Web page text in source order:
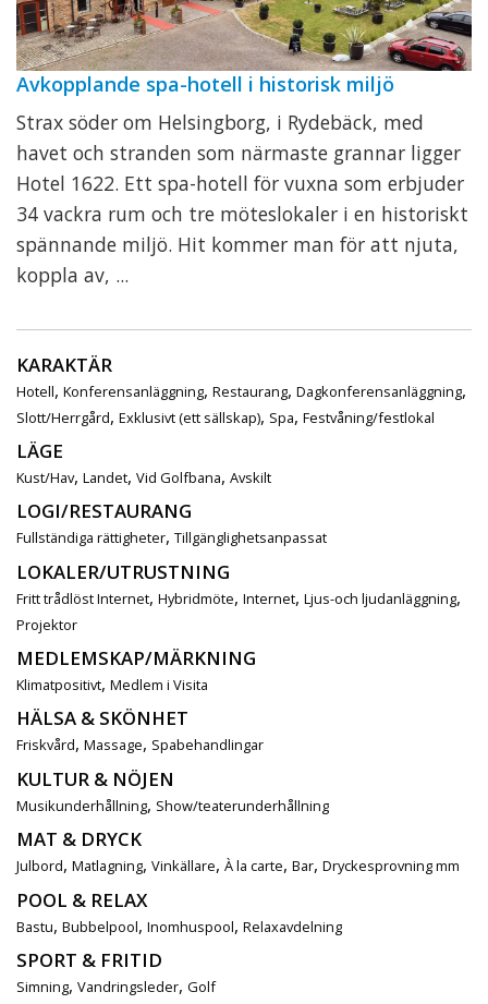
Avkopplande spa-hotell i historisk miljö
Strax söder om Helsingborg, i Rydebäck, med
havet och stranden som närmaste grannar ligger
Hotel 1622. Ett spa-hotell för vuxna som erbjuder
34 vackra rum och tre möteslokaler i en historiskt
spännande miljö. Hit kommer man för att njuta,
koppla av, ...
KARAKTÄR
Hotell, Konferensanläggning, Restaurang, Dagkonferensanläggning,
Slott/Herrgård, Exklusivt (ett sällskap), Spa, Festvåning/festlokal
LÄGE
Kust/Hav, Landet, Vid Golfbana, Avskilt
LOGI/RESTAURANG
Fullständiga rättigheter, Tillgänglighetsanpassat
LOKALER/UTRUSTNING
Fritt trådlöst Internet, Hybridmöte, Internet, Ljus-och ljudanläggning,
Projektor
MEDLEMSKAP/MÄRKNING
Klimatpositivt, Medlem i Visita
HÄLSA & SKÖNHET
Friskvård, Massage, Spabehandlingar
KULTUR & NÖJEN
Musikunderhållning, Show/teaterunderhållning
MAT & DRYCK
Julbord, Matlagning, Vinkällare, À la carte, Bar, Dryckesprovning mm
POOL & RELAX
Bastu, Bubbelpool, Inomhuspool, Relaxavdelning
SPORT & FRITID
Simning, Vandringsleder, Golf